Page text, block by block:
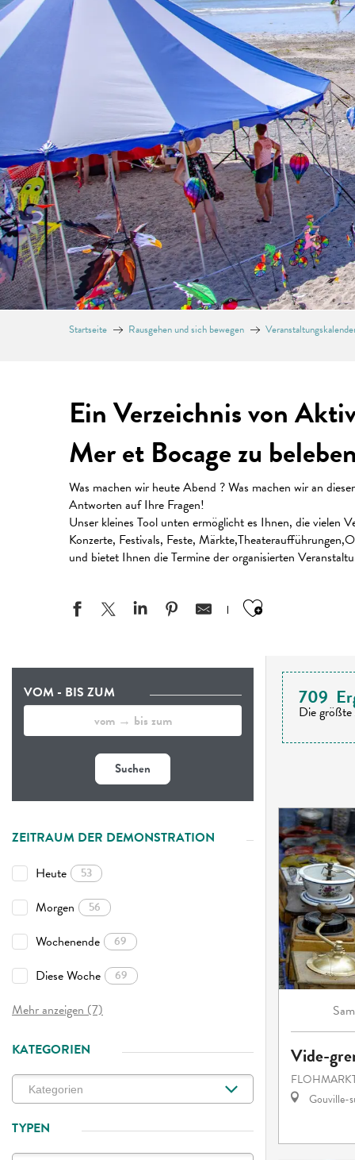
Startseite Rausgehen und sich bewegen
Ein Verzeichnis von
Mer et Bocage zu
Was machen wir heute Abend ? Was machen wir an
Antworten auf Ihre Fragen!
Unser kleines Tool unten ermöglicht es Ihnen, die vielen
Konzerte, Festivals, Feste,
und bietet Ihnen die Termine der organisierten
Ajouter aux
VOM - BIS ZUM
Suchen
ZEITRAUM DER DEMONSTRATION
Heute
53
Morgen 56
Wochenende 69
Diese Woche 69
Mehr anzeigen (7)
KATEGORIEN
TYPEN
709
Die
Vide-
Gouville-